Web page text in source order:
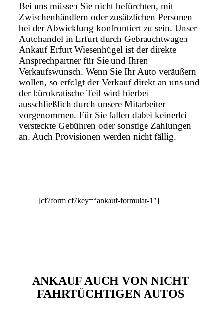
Bei uns müssen Sie nicht befürchten, mit
Zwischenhändlern oder zusätzlichen Personen
bei der Abwicklung konfrontiert zu sein. Unser
Autohandel in Erfurt durch Gebrauchtwagen
Ankauf Erfurt Wiesenhügel ist der direkte
Ansprechpartner für Sie und Ihren
Verkaufswunsch. Wenn Sie Ihr Auto veräußern
wollen, so erfolgt der Verkauf direkt an uns und
der bürokratische Teil wird hierbei
ausschließlich durch unsere Mitarbeiter
vorgenommen. Für Sie fallen dabei keinerlei
versteckte Gebühren oder sonstige Zahlungen
an. Auch Provisionen werden nicht fällig.
[cf7form cf7key=“ankauf-formular-1″]
ANKAUF AUCH VON NICHT
FAHRTÜCHTIGEN AUTOS